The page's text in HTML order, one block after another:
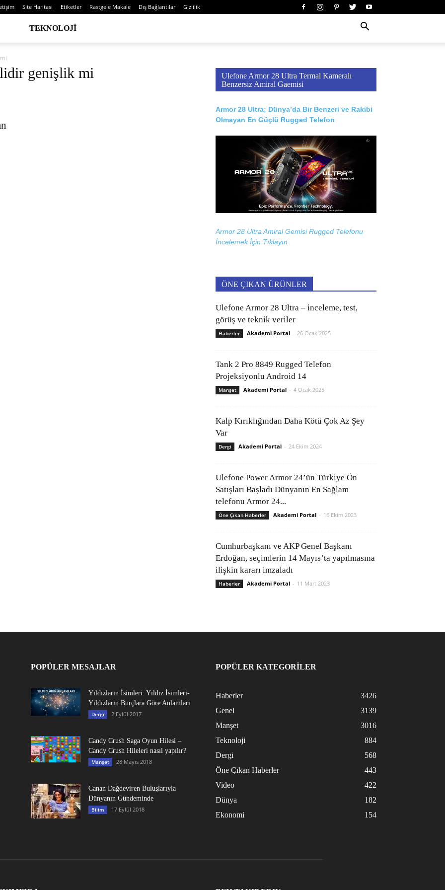
Site Haritası Etiketler Rastgele Makale Dış Bağlantılar Gizlilik
TEKNOLOJI
genişlik mi
Ulefone Armor 28 Ultra Termal Kameralı
Benzersiz Amiral Gaemisi
Armor 28 Ultra; Dünya’da Bir Benzeri ve Rakibi
Olmayan En Güçlü Rugged Telefon
Armor 28 Ultra Amiral Gemisi Rugged Telefonu
İncelemek İçin Tıklayın
ÖNE ÇIKAN ÜRÜNLER
Ulefone Armor 28 Ultra – inceleme, test,
görüş ve teknik veriler
Haberler Akademi Portal - 26 Ocak 2025
Tank 2 Pro 8849 Rugged Telefon
Projeksiyonlu Android 14
Manşet Akademi Portal - 4 Ocak 2025
Kalp Kırıklığından Daha Kötü Çok Az Şey
Var
Dergi Akademi Portal - 24 Ekim 2024
Ulefone Power Armor 24’ün Türkiye Ön
Satışları Başladı Dünyanın En Sağlam
telefonu Armor 24...
Öne Çıkan Haberler Akademi Portal - 16 Ekim 2023
Cumhurbaşkanı ve AKP Genel Başkanı
Erdoğan, seçimlerin 14 Mayıs’ta yapılmasına
ilişkin kararı imzaladı
Haberler Akademi Portal - 11 Mart 2023
POPÜLER MESAJLAR
Yıldızların İsimleri: Yıldız İsimleri-
Yıldızların Burçlara Göre Anlamları
Dergi 2 Eylül 2017
Candy Crush Saga Oyun Hilesi –
Candy Crush Hileleri nasıl yapılır?
Manşet 28 Mayıs 2018
Canan Dağdeviren Buluşlarıyla
Dünyanın Gündeminde
Bilim 17 Eylül 2018
POPÜLER KATEGORİLER
Haberler
3426
Genel
3139
Manşet
3016
Teknoloji
884
Dergi
568
Öne Çıkan Haberler
443
Video
422
Dünya
182
Ekonomi
154